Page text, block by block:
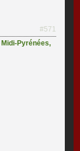
#571
Midi-Pyrénées,